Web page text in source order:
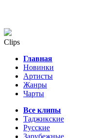
Clips
Главная
Новинки
Артисты
Жанры
Чарты
Все клипы
Таджикские
Русские